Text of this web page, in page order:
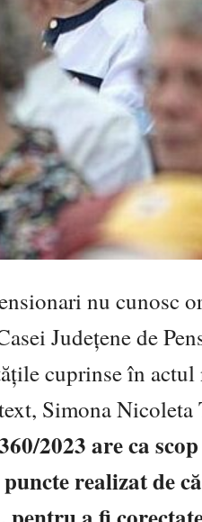
nu cunosc
Județene de
cuprinse în actul
Simona
2023 are ca
realizat de